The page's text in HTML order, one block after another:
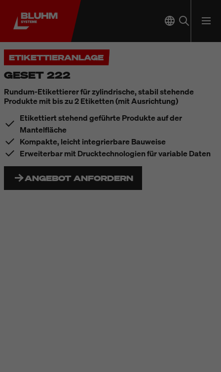
ETIKETTIERANLAGE
GESET 222
Rundum-Etikettierer für zylindrische, stabil stehende
Produkte mit bis zu 2 Etiketten (mit Ausrichtung)
Etikettiert stehend geführte Produkte auf der
Mantelfläche
Kompakte, leicht integrierbare Bauweise
Erweiterbar mit Drucktechnologien für variable Daten
ANGEBOT ANFORDERN